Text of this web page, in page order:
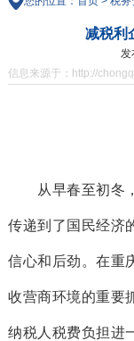
减税利
信息来源于：http://
从早春至初冬
传递到了国民经济
信心和后劲。在重
收营商环境的重要
纳税人税费负担进